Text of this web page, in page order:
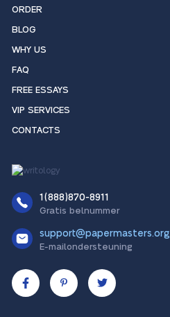
ORDER
BLOG
WHY US
FAQ
FREE ESSAYS
VIP SERVICES
CONTACTS
1(888)870-8911
Gratis belnummer
support@papermasters.org
E-mailondersteuning